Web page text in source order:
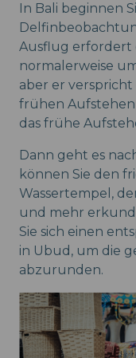
In Bali beginnen
Ausflug erfordert
normalerweise
aber er
frühen Aufstehen
das frühe
Dann geht es
können Sie den
Wassertempel,
und mehr
Sie sich einen
in Ubud, um die
abzurunden.